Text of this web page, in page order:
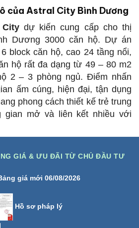
của Astral City Bình Dương
dự kiến cung cấp cho thị
Dương 3000 căn hộ. Dự án
block căn hộ, cao 24 tầng nổi,
hộ rất đa dạng từ 49 – 80 m2
2 – 3 phòng ngủ. Điểm nhấn
ấm cúng, hiện đại, tận dụng
phong cách thiết kế trẻ trung
gian mở và liên kết nhiều với
GIÁ & ƯU ĐÃI TỪ CHỦ ĐẦU TƯ
giá mới 06/08/2026
Hồ sơ pháp lý